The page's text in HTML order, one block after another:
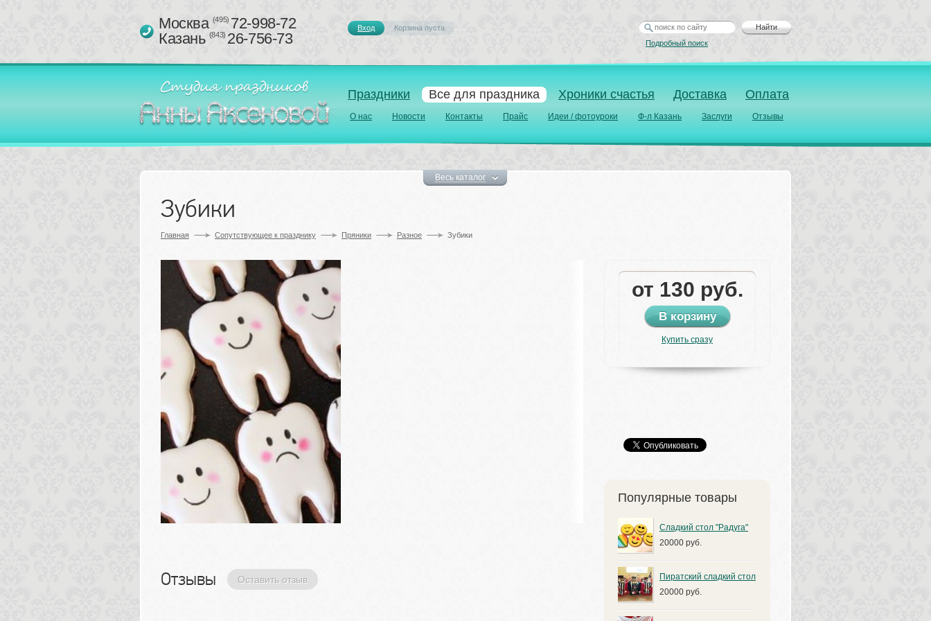
Праздники Все для праздника Хроники счастья Доставка Оплата
О нас Новости Контакты Прайс Идеи / фотоуроки Ф-л Казань Заслуги Отзывы
Москва (495)72-998-72
Казань (843)26-756-73
Вход Корзина пуста
Найти
Подробный поиск
Весь каталог
Зубики
Главная Сопутствующее к празднику Пряники Разное Зубики
Отзывы Оставить отзыв
от 130 руб.
В корзину
Купить сразу
Популярные товары
Сладкий стол "Радуга"
20000 руб.
Пиратский сладкий стол
20000 руб.